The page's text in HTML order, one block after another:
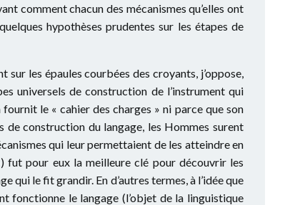
comment chacun des mécanismes qu’elles ont
hypothèses prudentes sur les étapes de
les épaules courbées des croyants, j’oppose,
universels de construction de l’instrument qui
le « cahier des charges » ni parce que son
construction du langage, les Hommes surent
qui leur permettaient de les atteindre en
fut pour eux la meilleure clé pour découvrir les
qui le fit grandir. En d’autres termes, à l’idée que
fonctionne le langage (l’objet de la linguistique